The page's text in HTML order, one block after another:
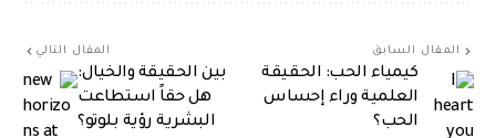
المقال السابق
كيمياء الحب: الحقيقة
العلمية وراء إحساس
الحب؟
المقال التالي
بين الحقيقة والخيال:
هل حقاً استطاعت
البشرية رؤية بلوتو؟